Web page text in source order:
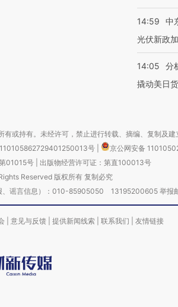
14:59
中
光伏新政
14:05
分
撬动美日
或持有。未经许可，禁止进行转载、摘编、复制及建
号
京公网安备
01015号| 出版物经营许可证：第直100013号
Reserved 版权所有 复制必究
、谣言信息）：010-85905050 13195200605 举报
意见与反馈 提供新闻线索 联系我们 友情链接